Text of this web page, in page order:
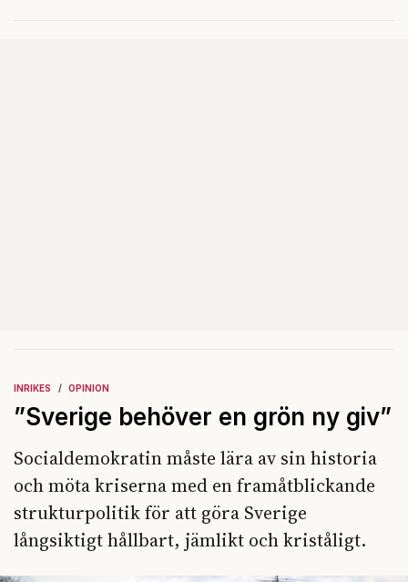
INRIKES OPINION
”Sverige behöver en grön ny giv”
Socialdemokratin måste lära av sin historia
och möta kriserna med en framåtblickande
strukturpolitik för att göra Sverige
långsiktigt hållbart, jämlikt och kriståligt.